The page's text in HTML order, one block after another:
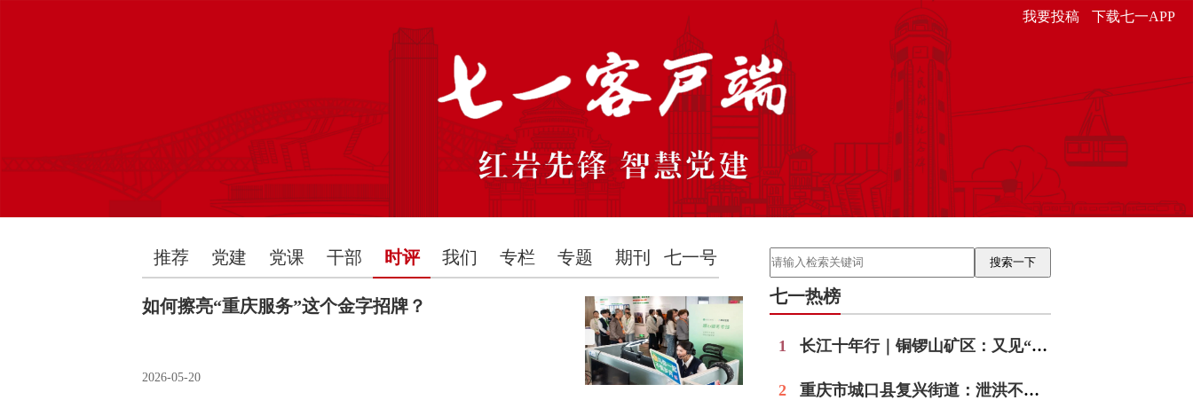
我要投稿 下载七一APP
推荐 党建 党课 干部 时评 我们 专栏 专题 期刊 七一号
如何擦亮“重庆服务”这个金字招牌？
2026-05-20
七一热榜
1 长江十年行｜铜锣山矿区：又见“靠山吃山”
2 重庆市城口县复兴街道：泄洪不泄责 数智护民安